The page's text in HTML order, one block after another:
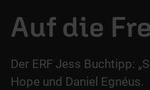
ÜBER UNS
Auf die
Der ERF Jess Buchtipp:
Hope und Daniel Egnéus.